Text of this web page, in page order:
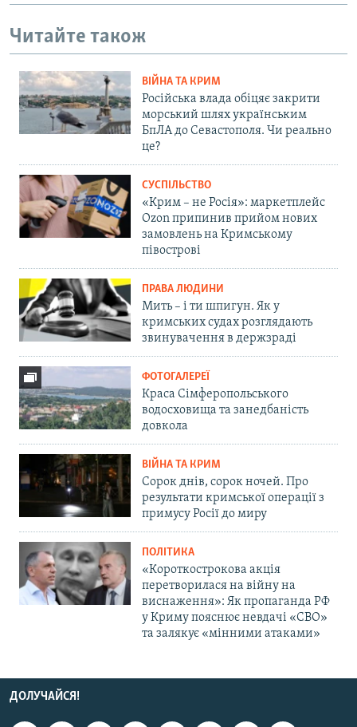
Читайте також
ВІЙНА ТА КРИМ
Російська влада обіцяє закрити
морський шлях українським
БпЛА до Севастополя. Чи реально
це?
СУСПІЛЬСТВО
«Крим – не Росія»: маркетплейс
Ozon припинив прийом нових
замовлень на Кримському
півострові
ПРАВА ЛЮДИНИ
Мить – і ти шпигун. Як у
кримських судах розглядають
звинувачення в держзраді
ФОТОГАЛЕРЕЇ
Краса Сімферопольського
водосховища та занедбаність
довкола
ВІЙНА ТА КРИМ
Сорок днів, сорок ночей. Про
результати кримської операції з
примусу Росії до миру
ПОЛІТИКА
«Короткострокова акція
перетворилася на війну на
виснаження»: Як пропаганда РФ
у Криму пояснює невдачі «СВО»
та залякує «мінними атаками»
ДОЛУЧАЙСЯ!